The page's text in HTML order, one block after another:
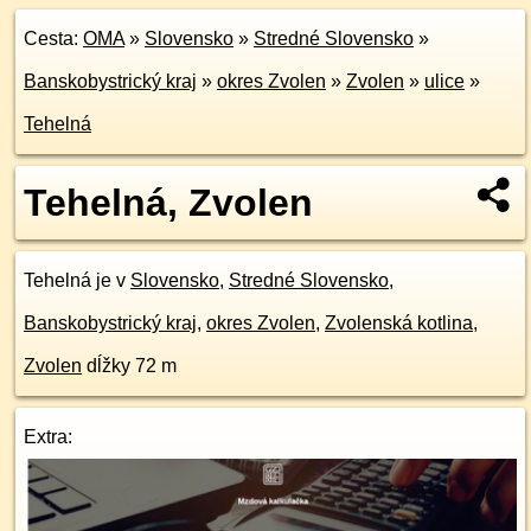
Cesta: OMA» Slovensko » Stredné Slovensko »
Banskobystrický kraj » okres Zvolen » Zvolen » ulice »
Tehelná
Tehelná, Zvolen
Tehelná je v Slovensko, Stredné Slovensko,
Banskobystrický kraj, okres Zvolen, Zvolenská kotlina,
Zvolen dĺžky 72 m
Extra: